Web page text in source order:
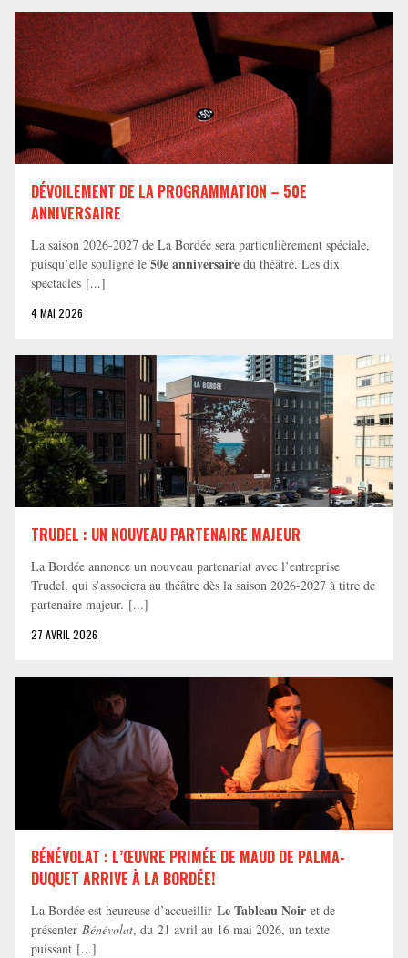
DÉVOILEMENT DE LA PROGRAMMATION – 50E
ANNIVERSAIRE
La saison 2026-2027 de La Bordée sera particulièrement spéciale,
puisqu’elle souligne le 50e anniversaire du théâtre. Les dix
spectacles [...]
4 MAI 2026
TRUDEL : UN NOUVEAU PARTENAIRE MAJEUR
La Bordée annonce un nouveau partenariat avec l’entreprise
Trudel, qui s’associera au théâtre dès la saison 2026-2027 à titre de
partenaire majeur. [...]
27 AVRIL 2026
BÉNÉVOLAT : L’ŒUVRE PRIMÉE DE MAUD DE PALMA-
DUQUET ARRIVE À LA BORDÉE!
La Bordée est heureuse d’accueillir Le Tableau Noir et de
présenter Bénévolat, du 21 avril au 16 mai 2026, un texte
puissant [...]